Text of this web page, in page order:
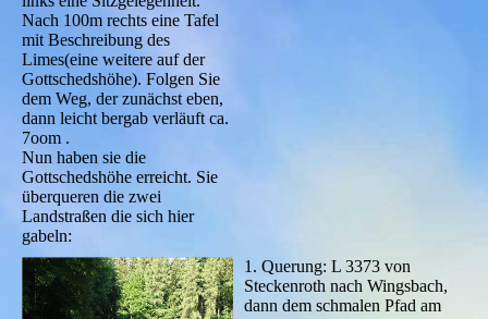
Nach 100m rechts eine Tafel
mit Beschreibung des
Limes(eine weitere auf der
Gottschedshöhe). Folgen Sie
dem Weg, der zunächst eben,
dann leicht bergab verläuft ca.
7oom .
Nun haben sie die
Gottschedshöhe erreicht. Sie
überqueren die zwei
Landstraßen die sich hier
gabeln:
1. Querung: L 3373 von
Steckenroth nach Wingsbach,
dann dem schmalen Pfad am